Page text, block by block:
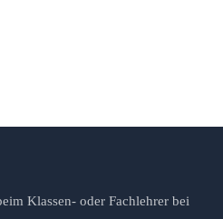
Klassen- oder Fachlehrer bei